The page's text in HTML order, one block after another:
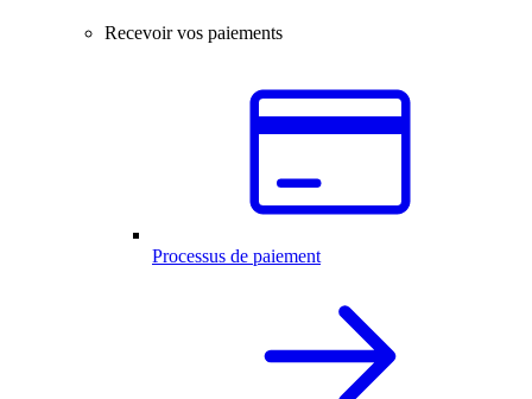
Recevoir vos paiements
Processus de paiement